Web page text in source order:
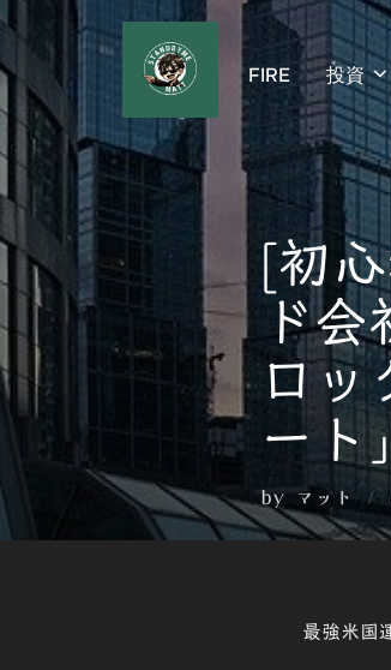
テ
ン
ツ
キ
ッ
FIRE 投資
[初
ド
ロッ
ート
by マット
最強米国